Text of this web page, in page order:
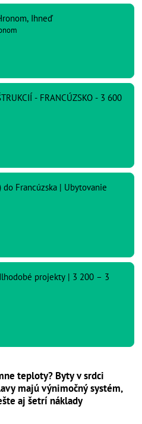
Ihneď
- FRANCÚZSKO - 3 600
do Francúzska | Ubytovanie
projekty | 3 200 – 3
teploty? Byty v srdci
majú výnimočný systém,
aj šetrí náklady